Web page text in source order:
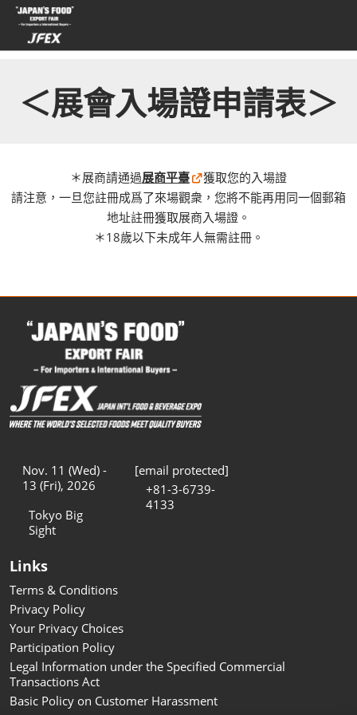
直
接
跳
＜展會入場證申請表＞
＊展商請通過展商平臺
獲取您的入場證
請注意，一旦您註冊成爲了來場觀衆，您將不能再用同一個郵箱
地址註冊獲取展商入場證。
＊18歲以下未成年人無需註冊。
Nov. 11 (Wed) -
13 (Fri), 2026
Tokyo Big
Sight
[email protected]
+81-3-6739-
4133
Links
Terms & Conditions
Privacy Policy
Your Privacy Choices
Participation Policy
Legal Information under the Specified Commercial
Transactions Act
Basic Policy on Customer Harassment